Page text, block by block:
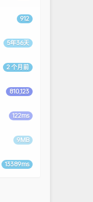
912
5年36天
2 个月前
810,123
122ms
9MB
13389ms